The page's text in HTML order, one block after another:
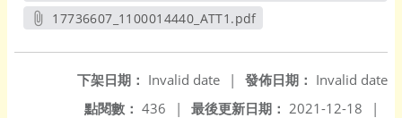
17736607_1100014440_ATT1.pdf
發佈日期： Invalid date
下架日期： Invalid date
|
最後更新日期： 2021-12-18 |
點閱數： 436 |